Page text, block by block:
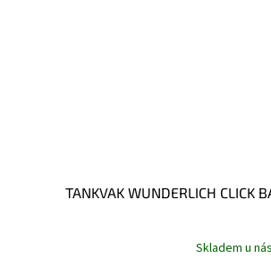
TANKVAK WUNDERLICH CLICK
Skladem u